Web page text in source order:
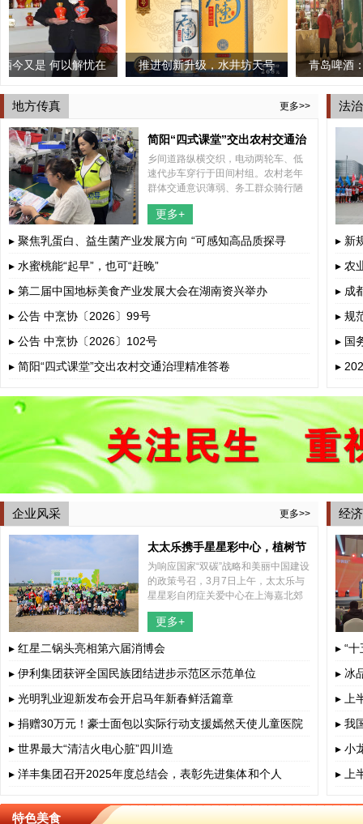
以解忧在
推进创新升级，水井坊天号
青岛啤酒：“质”敬冬
茶,一 古法榨茶油 传承老手艺
云茶被认定为全国农业全
地方传真 更多>>
简阳“四式课堂”交出农村交通治
理精准答卷
乡间道路纵横交织，电动两轮车、低
速代步车穿行于田间村组。农村老年
群体交通意识薄弱、务工群众骑行陋
习突出、孩童上下学接送风险暗藏，
多重道路安全隐患交织叠加。
更多+
▸ 聚焦乳蛋白、益生菌产业发展方向 “可感知高品质探寻
荟”呼和浩...
▸ 水蜜桃能“起早”，也可“赶晚”
▸ 第二届中国地标美食产业发展大会在湖南资兴举办
▸ 公告 中烹协〔2026〕99号
▸ 公告 中烹协〔2026〕102号
▸ 简阳“四式课堂”交出农村交通治理精准答卷
法
▸ 新
▸ 农
▸ 成
▸ 规
▸ 国
若干
▸
企业风采 更多>>
太太乐携手星星彩中心，植树节
共植希望之树
为响应国家“双碳”战略和美丽中国建设
的政策号召，3月7日上午，太太乐与
星星彩自闭症关爱中心在上海嘉北郊
野公园内共同举办了一场别开生面的
2025年植树节特别活动，结合了植树
更多+
▸ 红星二锅头亮相第六届消博会
▸ 伊利集团获评全国民族团结进步示范区示范单位
▸ 光明乳业迎新发布会开启马年新春鲜活篇章
▸ 捐赠30万元！豪士面包以实际行动支援嫣然天使儿童医院
▸ 世界最大“清洁火电心脏”四川造
▸ 洋丰集团召开2025年度总结会，表彰先进集体和个人
经
▸ “
▸ 冰
▸ 上
▸ 我
▸ 小
▸ 上
特色美食